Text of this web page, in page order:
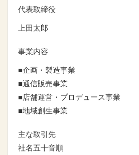
代表取締役
上田太郎
事業内容
■企画・製造事業
■通信販売事業
■店舗運営・プロデュース事業
■地域創生事業
主な取引先
社名五十音順